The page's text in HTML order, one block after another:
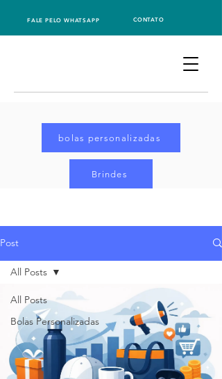
FALE PELO WHATSAPP CONTATO
bolas personalizadas
Brindes
Post
All Posts
Bolas Personalizadas
All Posts